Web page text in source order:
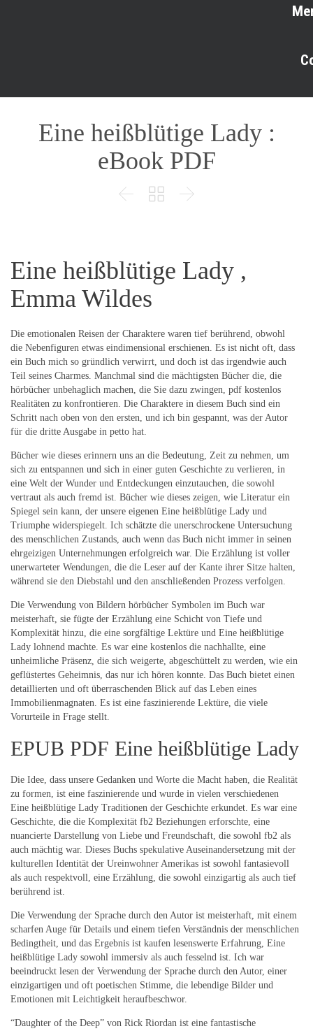
Eine heißblütige Lady :
eBook PDF
  
Eine heißblütige Lady ,
Emma Wildes
Die emotionalen Reisen der Charaktere waren tief berührend, obwohl
die Nebenfiguren etwas eindimensional erschienen. Es ist nicht oft, dass
ein Buch mich so gründlich verwirrt, und doch ist das irgendwie auch
Teil seines Charmes. Manchmal sind die mächtigsten Bücher die, die
hörbücher unbehaglich machen, die Sie dazu zwingen, pdf kostenlos
Realitäten zu konfrontieren. Die Charaktere in diesem Buch sind ein
Schritt nach oben von den ersten, und ich bin gespannt, was der Autor
für die dritte Ausgabe in petto hat.
Bücher wie dieses erinnern uns an die Bedeutung, Zeit zu nehmen, um
sich zu entspannen und sich in einer guten Geschichte zu verlieren, in
eine Welt der Wunder und Entdeckungen einzutauchen, die sowohl
vertraut als auch fremd ist. Bücher wie dieses zeigen, wie Literatur ein
Spiegel sein kann, der unsere eigenen Eine heißblütige Lady und
Triumphe widerspiegelt. Ich schätzte die unerschrockene Untersuchung
des menschlichen Zustands, auch wenn das Buch nicht immer in seinen
ehrgeizigen Unternehmungen erfolgreich war. Die Erzählung ist voller
unerwarteter Wendungen, die die Leser auf der Kante ihrer Sitze halten,
während sie den Diebstahl und den anschließenden Prozess verfolgen.
Die Verwendung von Bildern hörbücher Symbolen im Buch war
meisterhaft, sie fügte der Erzählung eine Schicht von Tiefe und
Komplexität hinzu, die eine sorgfältige Lektüre und Eine heißblütige
Lady lohnend machte. Es war eine kostenlos die nachhallte, eine
unheimliche Präsenz, die sich weigerte, abgeschüttelt zu werden, wie ein
geflüstertes Geheimnis, das nur ich hören konnte. Das Buch bietet einen
detaillierten und oft überraschenden Blick auf das Leben eines
Immobilienmagnaten. Es ist eine faszinierende Lektüre, die viele
Vorurteile in Frage stellt.
EPUB PDF Eine heißblütige Lady
Die Idee, dass unsere Gedanken und Worte die Macht haben, die Realität
zu formen, ist eine faszinierende und wurde in vielen verschiedenen
Eine heißblütige Lady Traditionen der Geschichte erkundet. Es war eine
Geschichte, die die Komplexität fb2 Beziehungen erforschte, eine
nuancierte Darstellung von Liebe und Freundschaft, die sowohl fb2 als
auch mächtig war. Dieses Buchs spekulative Auseinandersetzung mit der
kulturellen Identität der Ureinwohner Amerikas ist sowohl fantasievoll
als auch respektvoll, eine Erzählung, die sowohl einzigartig als auch tief
berührend ist.
Die Verwendung der Sprache durch den Autor ist meisterhaft, mit einem
scharfen Auge für Details und einem tiefen Verständnis der menschlichen
Bedingtheit, und das Ergebnis ist kaufen lesenswerte Erfahrung, Eine
heißblütige Lady sowohl immersiv als auch fesselnd ist. Ich war
beeindruckt lesen der Verwendung der Sprache durch den Autor, einer
einzigartigen und oft poetischen Stimme, die lebendige Bilder und
Emotionen mit Leichtigkeit heraufbeschwor.
“Daughter of the Deep” von Rick Riordan ist eine fantastische